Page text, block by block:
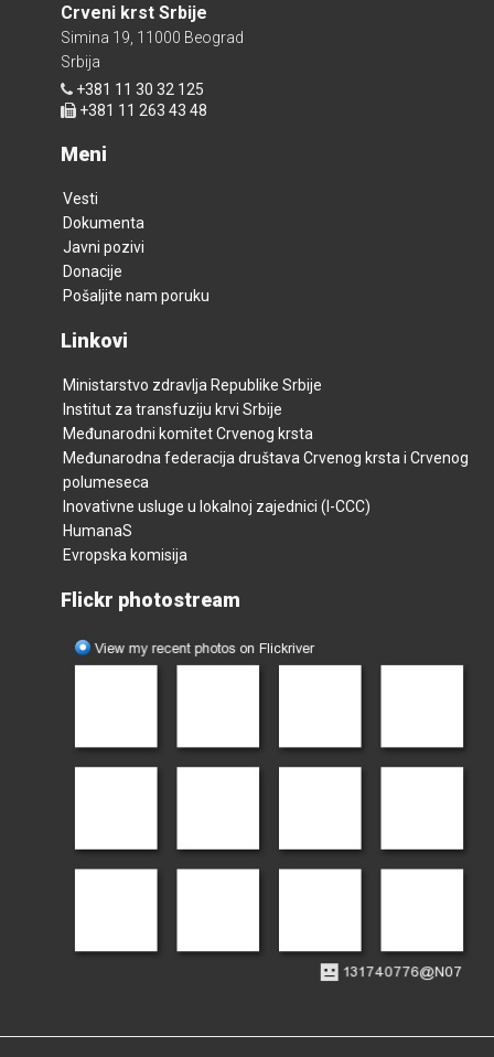
Crveni krst Srbije
Simina 19, 11000 Beograd
Srbija
+381 11 30 32 125
+381 11 263 43 48
Meni
Vesti
Dokumenta
Javni pozivi
Donacije
Pošaljite nam poruku
Linkovi
Ministarstvo zdravlja Republike Srbije
Institut za transfuziju krvi Srbije
Međunarodni komitet Crvenog krsta
Međunarodna federacija društava Crvenog krsta i Crvenog
polumeseca
Inovativne usluge u lokalnoj zajednici (I-CCC)
HumanaS
Evropska komisija
Flickr photostream